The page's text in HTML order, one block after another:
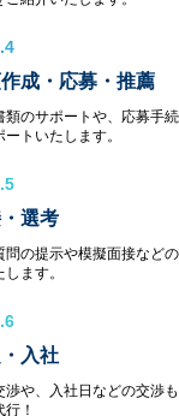
成・応募・推薦
類のサポートや、応募手
ートいたします。
選考
問の提示や模擬面接など
します。
入社
渉や、入社日などの交渉
行！